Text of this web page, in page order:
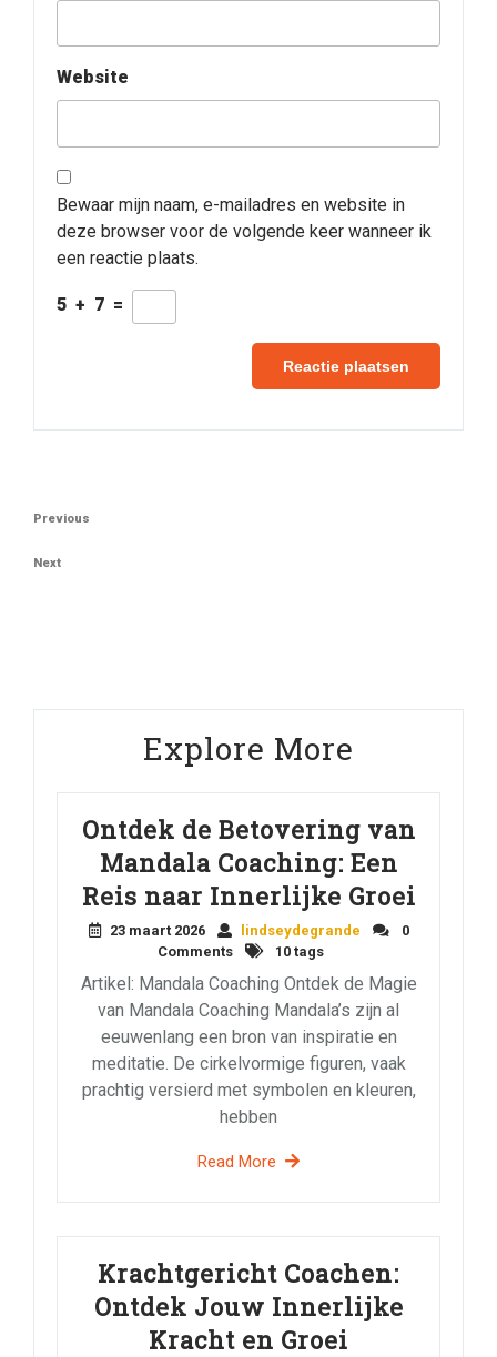
Website
Bewaar mijn naam, e-mailadres en website in
deze browser voor de volgende keer wanneer ik
een reactie plaats.
5 + 7 =
Berichtnavigatie
Previous
Previous
Next
Next
Explore More
Ontdek de Betovering van
Mandala Coaching: Een
Reis naar Innerlijke Groei
23 maart 2026 lindseydegrande
0
Comments
10 tags
Artikel: Mandala Coaching Ontdek de Magie
van Mandala Coaching Mandala’s zijn al
eeuwenlang een bron van inspiratie en
meditatie. De cirkelvormige figuren, vaak
prachtig versierd met symbolen en kleuren,
hebben
Read More
Krachtgericht Coachen:
Ontdek Jouw Innerlijke
Kracht en Groei